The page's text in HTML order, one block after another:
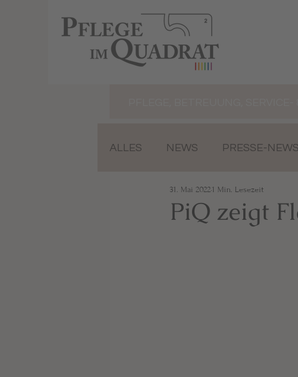
ALLES NEWS PRESSE-NEWS
PiQ zeigt
31. Mai 20221 Min. Lesezeit